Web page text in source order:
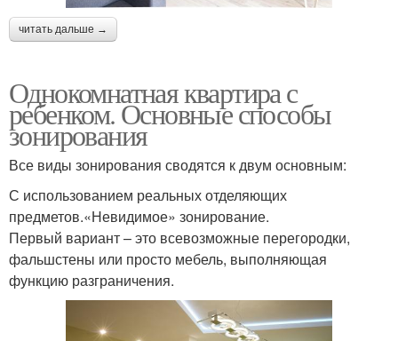
читать дальше →
Однокомнатная квартира с
ребенком. Основные способы
зонирования
Все виды зонирования сводятся к двум основным:
С использованием реальных отделяющих
предметов.«Невидимое» зонирование.
Первый вариант – это всевозможные перегородки,
фальшстены или просто мебель, выполняющая
функцию разграничения.